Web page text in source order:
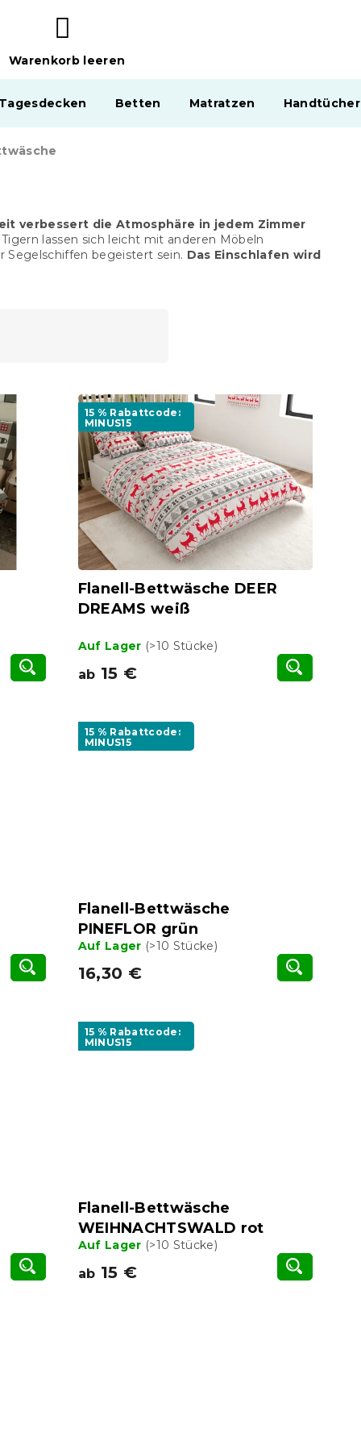
WARENKORB
Warenkorb leeren
Betten Matratzen
verbessert die Atmosphäre in jedem Zimmer
lassen sich leicht mit anderen Möbeln
Segelschiffen begeistert sein. Das Einschlafen wird
15 % Rabattcode:
MINUS15
Flanell-Bettwäsche DEER
DREAMS weiß
Auf Lager (>10 Stücke)
ab 15 €
15 % Rabattcode:
MINUS15
Flanell-Bettwäsche
PINEFLOR grün
Auf Lager (>10 Stücke)
16,30 €
15 % Rabattcode:
MINUS15
Flanell-Bettwäsche
WEIHNACHTSWALD rot
Auf Lager (>10 Stücke)
ab 15 €